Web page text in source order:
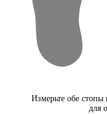
Измерьте обе стопы
для